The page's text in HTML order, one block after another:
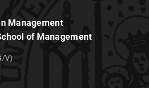
Management
of Management
V)